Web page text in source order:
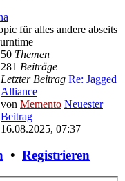
für alles andere abseits
50 Themen
281 Beiträge
Letzter Beitrag Re: Jagged
Alliance
von Memento Neuester
Beitrag
16.08.2025, 07:37
• Registrieren